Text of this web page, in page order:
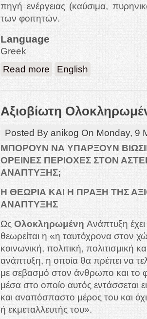
πηγή ενέργειας (καύσιμα,
των φοιτητών.
Language
Greek
Read more about Υπεράκτια αιολικά πάρκα στην
English
Αξιοβίωτη
Posted By anikog On Monday, 9
ΜΠΟΡΟΥΝ ΝΑ ΥΠΑΡΞΟΥΝ
ΟΡΕΙΝΕΣ ΠΕΡΙΟΧΕΣ ΣΤΟΝ
ΑΝΑΠΤΥΞΗΣ;
Η ΘΕΩΡΙΑ ΚΑΙ Η ΠΡΑΞΗ ΤΗΣ
ΑΝΑΠΤΥΞΗΣ
Ως Ολοκληρωμένη Ανάπτυξη έχει
θεωρείται η «η ταυτόχρονα στον
κοινωνική, πολιτική, πολιτισμική
ανάπτυξη, η οποία θα πρέπει να
με σεβασμό στον άνθρωπο και το
μέσα στο οποίο αυτός εντάσσεται
και αναπόσπαστο μέρος του και
ή εκμεταλλευτής του».